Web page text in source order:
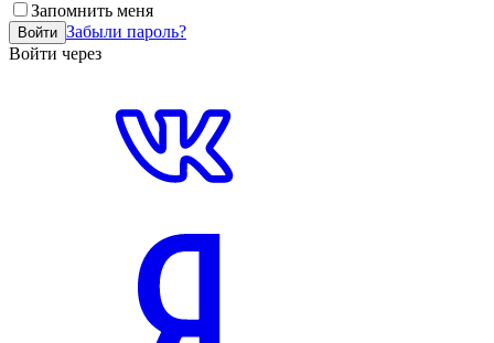
Запомнить меня
Войти Забыли пароль?
Войти через